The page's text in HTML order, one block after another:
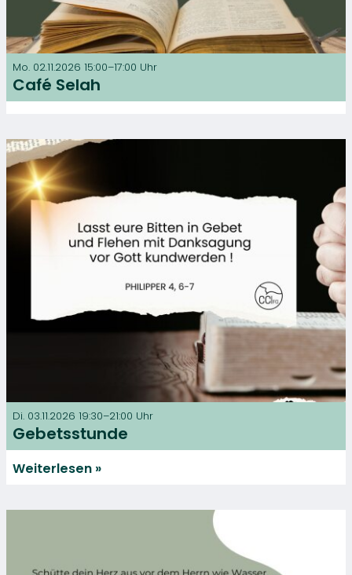
Mo. 02.11.2026 15:00–17:00 Uhr
Café Selah
Di. 03.11.2026 19:30–21:00 Uhr
Gebetsstunde
Weiterlesen